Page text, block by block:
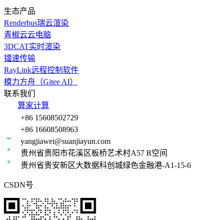
生态产品
Renderbus瑞云渲染
青椒云云电脑
3DCAT实时渲染
镭速传输
RayLink远程控制软件
模力方舟（Gitee AI）
联系我们
算家计算
+86 15608502729
+86 16608508963
yangjiawei@suanjiayun.com
贵州省贵阳市花溪区板桥艺术村A57 R空间
贵州省贵安新区大数据科创城绿色金融港-A1-15-6
CSDN号